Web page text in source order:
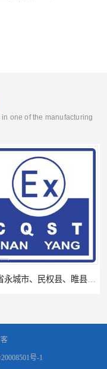
one of the manufacturing
号-1